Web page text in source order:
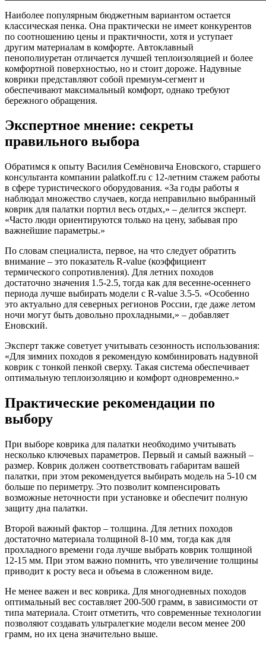
Наиболее популярным бюджетным вариантом остается
классическая пенка. Она практически не имеет конкурентов
по соотношению цены и практичности, хотя и уступает
другим материалам в комфорте. Автоклавный
пенополиуретан отличается лучшей теплоизоляцией и более
комфортной поверхностью, но и стоит дороже. Надувные
коврики представляют собой премиум-сегмент и
обеспечивают максимальный комфорт, однако требуют
бережного обращения.
Экспертное мнение: секреты
правильного выбора
Обратимся к опыту Василия Семёновича Еновского, старшего
консультанта компании palatkoff.ru с 12-летним стажем работы
в сфере туристического оборудования. «За годы работы я
наблюдал множество случаев, когда неправильно выбранный
коврик для палатки портил весь отдых,» – делится эксперт.
«Часто люди ориентируются только на цену, забывая про
важнейшие параметры.»
По словам специалиста, первое, на что следует обратить
внимание – это показатель R-value (коэффициент
термического сопротивления). Для летних походов
достаточно значения 1.5-2.5, тогда как для весенне-осеннего
периода лучше выбирать модели с R-value 3.5-5. «Особенно
это актуально для северных регионов России, где даже летом
ночи могут быть довольно прохладными,» – добавляет
Еновский.
Эксперт также советует учитывать сезонность использования:
«Для зимних походов я рекомендую комбинировать надувной
коврик с тонкой пенкой сверху. Такая система обеспечивает
оптимальную теплоизоляцию и комфорт одновременно.»
Практические рекомендации по
выбору
При выборе коврика для палатки необходимо учитывать
несколько ключевых параметров. Первый и самый важный –
размер. Коврик должен соответствовать габаритам вашей
палатки, при этом рекомендуется выбирать модель на 5-10 см
больше по периметру. Это позволит компенсировать
возможные неточности при установке и обеспечит полную
защиту дна палатки.
Второй важный фактор – толщина. Для летних походов
достаточно материала толщиной 8-10 мм, тогда как для
прохладного времени года лучше выбрать коврик толщиной
12-15 мм. При этом важно помнить, что увеличение толщины
приводит к росту веса и объема в сложенном виде.
Не менее важен и вес коврика. Для многодневных походов
оптимальный вес составляет 200-500 грамм, в зависимости от
типа материала. Стоит отметить, что современные технологии
позволяют создавать ультралегкие модели весом менее 200
грамм, но их цена значительно выше.